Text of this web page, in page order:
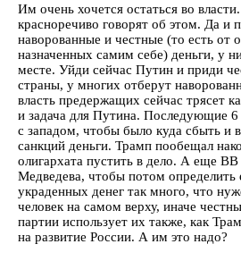
Им очень хочется остаться во
красноречиво говорят об этом. Да и
наворованные и честные (то есть от
назначенных самим себе) деньги, у
месте. Уйди сейчас Путин и приди
страны, у многих отберут
власть предержащих сейчас трясет
и задача для Путина. Последующие 6
с западом, чтобы было куда сбыть и
санкций деньги. Трамп пообещал
олигархата пустить в дело. А еще ВВ
Медведева, чтобы потом определить
украденных денег так много, что
человек на самом верху, иначе
партии использует их также, как
на развитие России. А им это надо?